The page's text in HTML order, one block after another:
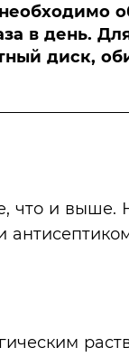
в день.
диск,
что и выше.